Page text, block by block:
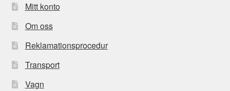
Mitt konto
Om oss
Reklamationsprocedur
Transport
Vagn